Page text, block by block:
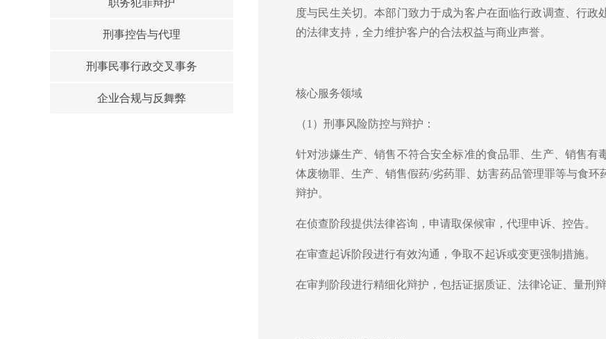
职务犯罪辩护
刑事控告与代理
刑事民事行政交叉事务
企业合规与反舞弊
度与民生关切。本部门致力于成为客户在面临行政调查、行
的法律支持，全力维护客户的合法权益与商业声誉。
核心服务领域
（1）刑事风险防控与辩护：
针对涉嫌生产、销售不符合安全标准的食品罪、生产、销售有
体废物罪、生产、销售假药/劣药罪、妨害药品管理罪等与食
辩护。
在侦查阶段提供法律咨询，申请取保候审，代理申诉、控告。
在审查起诉阶段进行有效沟通，争取不起诉或变更强制措施。
在审判阶段进行精细化辩护，包括证据质证、法律论证、量刑